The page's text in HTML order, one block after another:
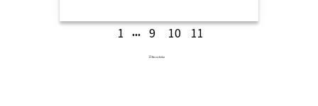
1 ... 9 10 11